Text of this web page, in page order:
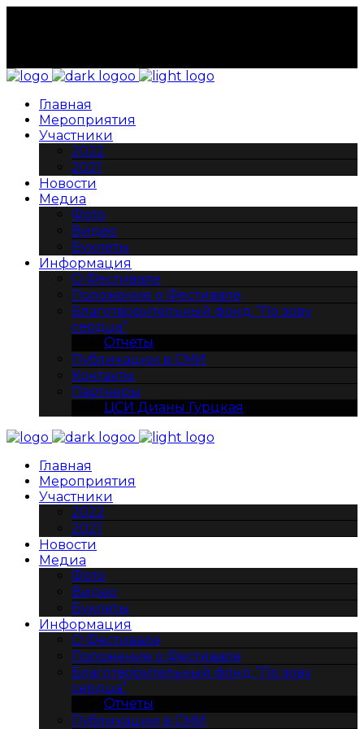
Главная
Мероприятия
Участники
2022
2021
Новости
Медиа
Фото
Видео
Буклеты
Информация
О Фестивале
Положение о Фестивале
Благотворительный фонд “По зову
сердца”
Отчеты
Публикации в СМИ
Контакты
Партнеры
ЦСИ Дианы Гурцкая
Главная
Мероприятия
Участники
2022
2021
Новости
Медиа
Фото
Видео
Буклеты
Информация
О Фестивале
Положение о Фестивале
Благотворительный фонд “По зову
сердца”
Отчеты
Публикации в СМИ